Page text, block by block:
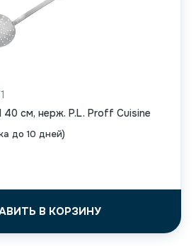
до 10 дней)
см, нерж. P.L. Proff Cuisine
В КОРЗИНУ